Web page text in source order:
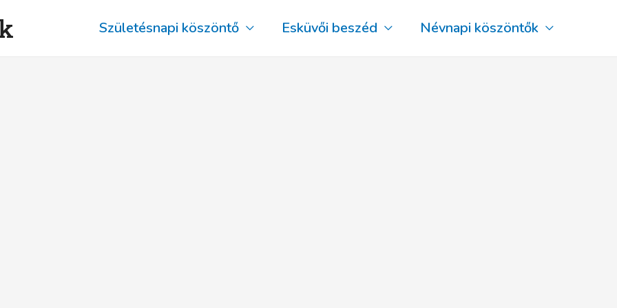
Születésnapi köszöntő Esküvői beszéd Névnapi köszöntők